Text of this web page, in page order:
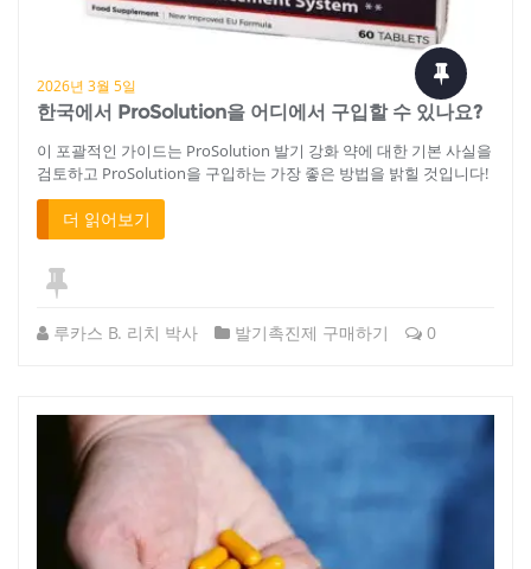
2026년 3월 5일
한국에서 ProSolution을 어디에서 구입할 수 있나요?
이 포괄적인 가이드는 ProSolution 발기 강화 약에 대한 기본 사실을
검토하고 ProSolution을 구입하는 가장 좋은 방법을 밝힐 것입니다!
더 읽어보기
루카스 B. 리치 박사 발기촉진제 구매하기 0